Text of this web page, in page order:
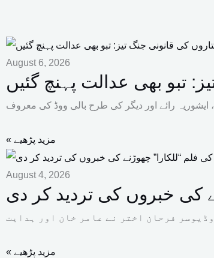
August 6, 2026
تبو بھی عدالت پہنچ گئیں
« مزید پڑھیے
August 4, 2026
کی خبروں کی تردید کر دی
« مزید پڑھیے